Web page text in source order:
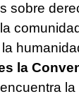
sobre
la